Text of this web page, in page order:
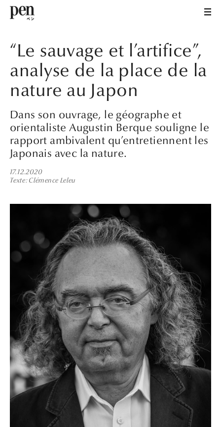
“Le sauvage et l’artifice”,
analyse de la place de la
nature au Japon
Dans son ouvrage, le géographe et
orientaliste Augustin Berque souligne le
rapport ambivalent qu’entretiennent les
Japonais avec la nature.
17.12.2020
Texte Clémence Leleu